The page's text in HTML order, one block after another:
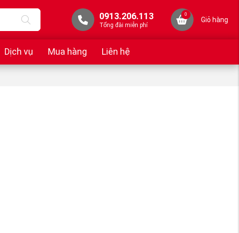
0913.206.113
Tổng đài miễn phí
0
Giỏ hàng
Dịch vụ Mua hàng Liên hệ